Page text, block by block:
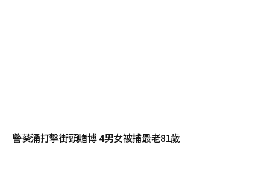
警葵涌打擊街頭賭博 4男女被捕最老81歲